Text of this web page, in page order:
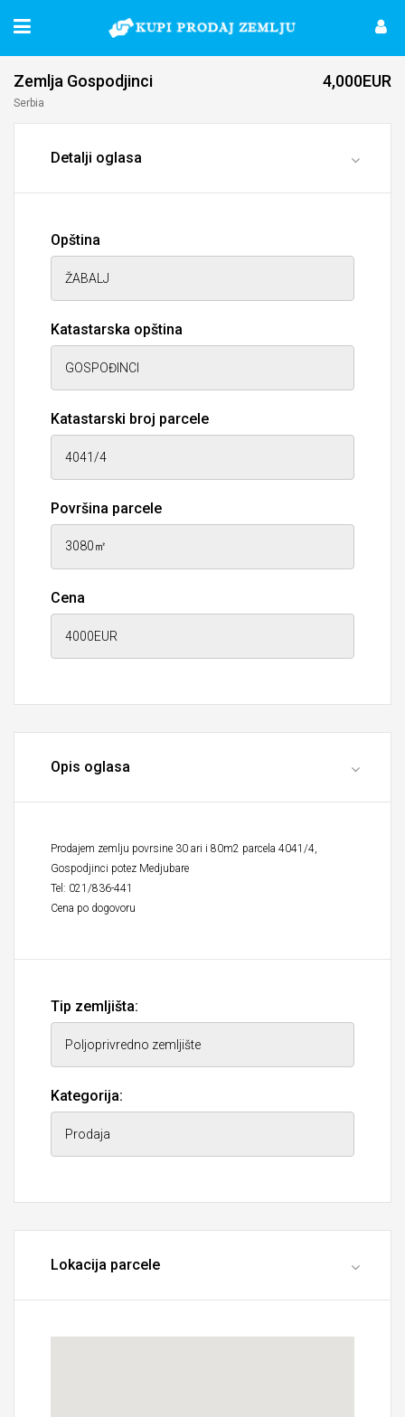
Zemlja Gospodjinci
Serbia
4,000EUR
Detalji oglasa
Opština
Katastarska opština
Katastarski broj parcele
Površina parcele
Cena
Opis oglasa
Prodajem zemlju povrsine 30 ari i 80m2 parcela 4041/4,
Gospodjinci potez Medjubare
Tel: 021/836-441
Cena po dogovoru
Tip zemljišta:
Kategorija:
Lokacija parcele